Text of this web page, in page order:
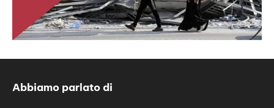
Abbiamo parlato di